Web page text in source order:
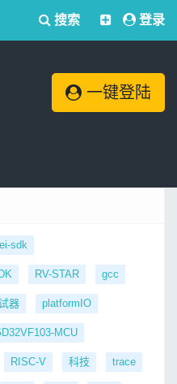
搜索 登录
一键登陆
sdk
RV-STAR gcc
器 platformIO
MCU
RISC-V 科技 trace